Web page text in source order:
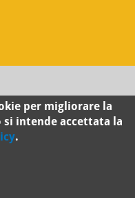
per migliorare la
si intende accettata la
.